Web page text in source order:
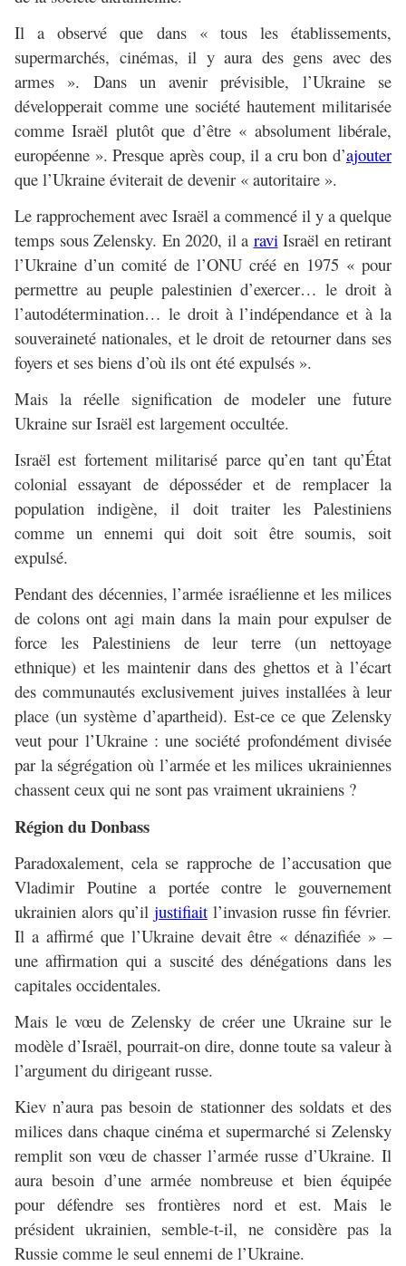
Il a observé que dans « tous les établissements,
supermarchés, cinémas, il y aura des gens avec des
armes ». Dans un avenir prévisible, l’Ukraine se
développerait comme une société hautement militarisée
comme Israël plutôt que d’être « absolument libérale,
européenne ». Presque après coup, il a cru bon d’ajouter
que l’Ukraine éviterait de devenir « autoritaire ».
Le rapprochement avec Israël a commencé il y a quelque
temps sous Zelensky. En 2020, il a raviIsraël en retirant
l’Ukraine d’un comité de l’ONU créé en 1975 « pour
permettre au peuple palestinien d’exercer… le droit à
l’autodétermination… le droit à l’indépendance et à la
souveraineté nationales, et le droit de retourner dans ses
foyers et ses biens d’où ils ont été expulsés ».
Mais la réelle signification de modeler une future
Ukraine sur Israël est largement occultée.
Israël est fortement militarisé parce qu’en tant qu’État
colonial essayant de déposséder et de remplacer la
population indigène, il doit traiter les Palestiniens
comme un ennemi qui doit soit être soumis, soit
expulsé.
Pendant des décennies, l’armée israélienne et les milices
de colons ont agi main dans la main pour expulser de
force les Palestiniens de leur terre (un nettoyage
ethnique) et les maintenir dans des ghettos et à l’écart
des communautés exclusivement juives installées à leur
place (un système d’apartheid). Est-ce ce que Zelensky
veut pour l’Ukraine : une société profondément divisée
par la ségrégation où l’armée et les milices ukrainiennes
chassent ceux qui ne sont pas vraiment ukrainiens ?
Région du Donbass
Paradoxalement, cela se rapproche de l’accusation que
Vladimir Poutine a portée contre le gouvernement
ukrainien alors qu’il justifiait l’invasion russe fin février.
Il a affirmé que l’Ukraine devait être « dénazifiée » –
une affirmation qui a suscité des dénégations dans les
capitales occidentales.
Mais le vœu de Zelensky de créer une Ukraine sur le
modèle d’Israël, pourrait-on dire, donne toute sa valeur à
l’argument du dirigeant russe.
Kiev n’aura pas besoin de stationner des soldats et des
milices dans chaque cinéma et supermarché si Zelensky
remplit son vœu de chasser l’armée russe d’Ukraine. Il
aura besoin d’une armée nombreuse et bien équipée
pour défendre ses frontières nord et est. Mais le
président ukrainien, semble-t-il, ne considère pas la
Russie comme le seul ennemi de l’Ukraine.